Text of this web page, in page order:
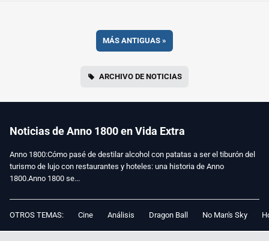
MÁS ANTIGUAS »
ARCHIVO DE NOTICIAS
Noticias de Anno 1800 en Vida Extra
Anno 1800:Cómo pasé de destilar alcohol con patatas a ser el tiburón del
turismo de lujo con restaurantes y hoteles: una historia de Anno
1800.Anno 1800 se...
OTROS TEMAS: Cine Análisis Dragon Ball No Man's Sky